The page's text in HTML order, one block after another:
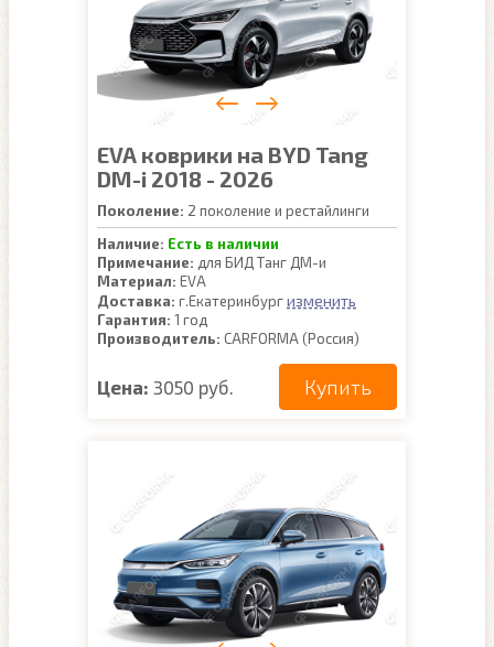
EVA коврики на BYD Tang
DM-i 2018 - 2026
Поколение: 2 поколение и рестайлинги
Наличие: Есть в наличии
Примечание: для БИД Танг ДМ-и
Материал: EVA
Доставка: г.Екатеринбургизменить
Гарантия: 1 год
Производитель: CARFORMA (Россия)
Цена: 3050 руб. Купить